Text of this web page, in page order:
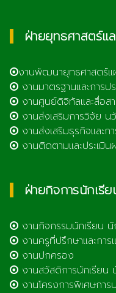
ฝ่ายยุทธศาสตร์แ
งานพัฒนายุทธศาสตร์แ
งานมาตรฐานและการ
งานศูนย์ดิจิทัลและสื่อส
งานส่งเสริมการวิจัย
งานส่งเสริมธุรกิจและก
งานติดตามและประเมิ
ฝ่ายกิจการนักเรี
งานกิจกรรมนักเรียน
งานครูที่ปรึกษาและการ
งานปกครอง
งานสวัสดิการนักเรียน
งานโครงการพิเศษกา